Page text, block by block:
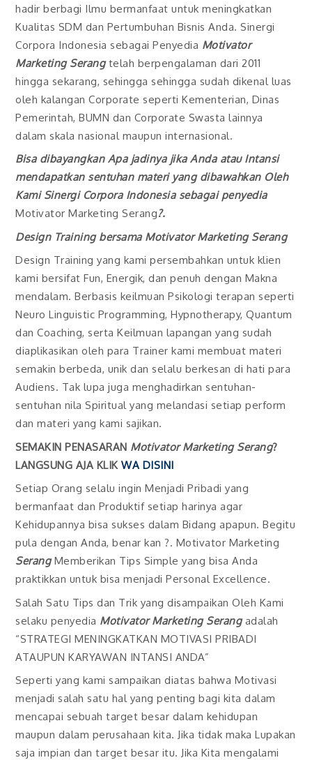
hadir berbagi Ilmu bermanfaat untuk meningkatkan
Kualitas SDM dan Pertumbuhan Bisnis Anda. Sinergi
Corpora Indonesia sebagai Penyedia Motivator
Marketing Serangtelah berpengalaman dari 2011
hingga sekarang, sehingga sehingga sudah dikenal luas
oleh kalangan Corporate seperti Kementerian, Dinas
Pemerintah, BUMN dan Corporate Swasta lainnya
dalam skala nasional maupun internasional.
Bisa dibayangkan Apa jadinya jika Anda atau Intansi
mendapatkan sentuhan materi yang dibawahkan Oleh
Kami Sinergi Corpora Indonesia sebagai penyedia
Motivator Marketing Serang?.
Design Training bersama Motivator Marketing Serang
Design Training yang kami persembahkan untuk klien
kami bersifat Fun, Energik, dan penuh dengan Makna
mendalam. Berbasis keilmuan Psikologi terapan seperti
Neuro Linguistic Programming, Hypnotherapy, Quantum
dan Coaching, serta Keilmuan lapangan yang sudah
diaplikasikan oleh para Trainer kami membuat materi
semakin berbeda, unik dan selalu berkesan di hati para
Audiens. Tak lupa juga menghadirkan sentuhan-
sentuhan nila Spiritual yang melandasi setiap perform
dan materi yang kami sajikan.
SEMAKIN PENASARAN Motivator Marketing Serang?
LANGSUNG AJA KLIKWA DISINI
Setiap Orang selalu ingin Menjadi Pribadi yang
bermanfaat dan Produktif setiap harinya agar
Kehidupannya bisa sukses dalam Bidang apapun. Begitu
pula dengan Anda, benar kan ?. Motivator Marketing
SerangMemberikan Tips Simple yang bisa Anda
praktikkan untuk bisa menjadi Personal Excellence.
Salah Satu Tips dan Trik yang disampaikan Oleh Kami
selaku penyedia Motivator Marketing Serangadalah
“STRATEGI MENINGKATKAN MOTIVASI PRIBADI
ATAUPUN KARYAWAN INTANSI ANDA”
Seperti yang kami sampaikan diatas bahwa Motivasi
menjadi salah satu hal yang penting bagi kita dalam
mencapai sebuah target besar dalam kehidupan
maupun dalam perusahaan kita. Jika tidak maka Lupakan
saja impian dan target besar itu. Jika Kita mengalami